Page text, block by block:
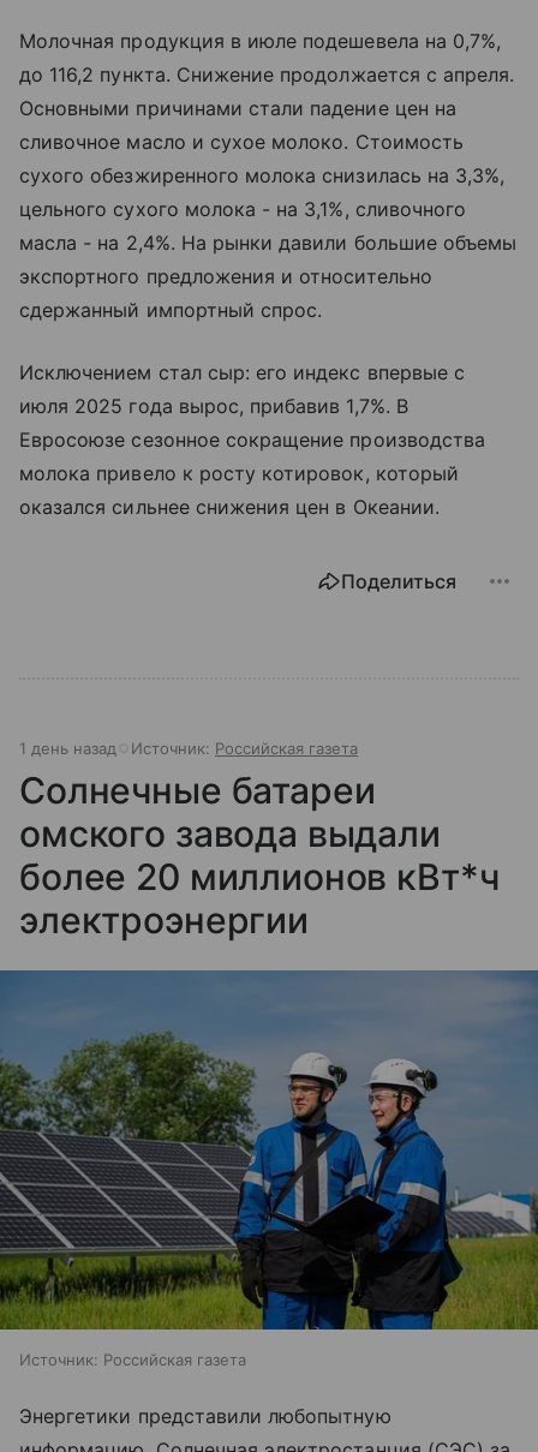
Молочная продукция в июле подешевела на 0,7%,
до 116,2 пункта. Снижение продолжается с апреля.
Основными причинами стали падение цен на
сливочное масло и сухое молоко. Стоимость
сухого обезжиренного молока снизилась на 3,3%,
цельного сухого молока - на 3,1%, сливочного
масла - на 2,4%. На рынки давили большие объемы
экспортного предложения и относительно
сдержанный импортный спрос.
Исключением стал сыр: его индекс впервые с
июля 2025 года вырос, прибавив 1,7%. В
Евросоюзе сезонное сокращение производства
молока привело к росту котировок, который
оказался сильнее снижения цен в Океании.
Поделиться
1 день назад Источник: Российская газета
Солнечные батареи
омского завода выдали
более 20 миллионов кВт*ч
электроэнергии
Источник: Российская газета
Энергетики представили любопытную